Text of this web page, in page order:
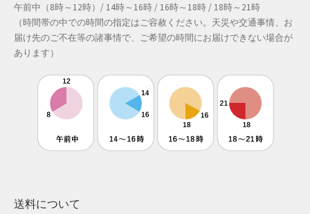
春の新生活応援
春服ファッション特集
母の日特集
父の日特集
特定商取引法に基づく表記
午前中（8時～12時）/ 14時～16時 / 16時～18時 / 18時～21時
（時間帯の中での時間の指定はご容赦ください。天災や交通事情、お
届け先のご不在等の諸事情で、ご希望の時間にお届けできない場合が
あります）
送料について